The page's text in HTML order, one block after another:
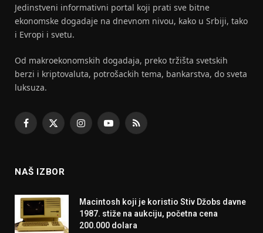
Jedinstveni informativni portal koji prati sve bitne
ekonomske dogadaje na dnevnom nivou, kako u Srbiji, tako
i Evropi i svetu.
Od makroekonomskih dogadaja, preko tržišta svetskih
berzi i kriptovaluta, potrošackih tema, bankarstva, do sveta
luksuza.
Facebook
X
InstagramYouTubeRSS
NAŠ IZBOR
Macintosh koji je koristio Stiv Džobs davne
1987. stiže na aukciju, početna cena
200.000 dolara